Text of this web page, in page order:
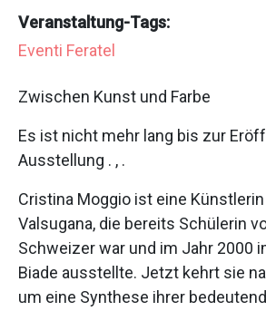
Veranstaltung-Tags:
Eventi Feratel
Zwischen Kunst und Farbe
Es ist nicht mehr lang bis zur
Ausstellung . , .
Cristina Moggio ist eine
Valsugana, die bereits Schülerin
Schweizer war und im Jahr 2000
Biade ausstellte. Jetzt kehrt sie
um eine Synthese ihrer